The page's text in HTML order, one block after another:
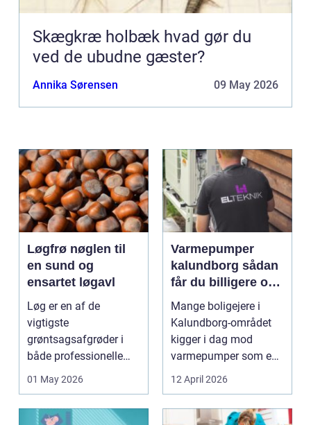
Skægkræ holbæk hvad gør du
ved de ubudne gæster?
Annika Sørensen 09 May 2026
Løgfrø nøglen til
en sund og
ensartet løgavl
Løg er en af de
vigtigste
grøntsagsafgrøder i
både professionelle
køkkenhaver og større
landbrugspro...
01 May 2026
Varmepumper
kalundborg sådan
får du billigere og
mere bæredygtig
varme
Mange boligejere i
Kalundborg-området
kigger i dag mod
varmepumper som en
vej til lavere
varmeregnin...
12 April 2026